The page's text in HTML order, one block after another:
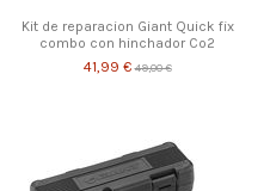
Kit de reparacion Giant Quick fix
combo con hinchador Co2
41,99 €49,00 €